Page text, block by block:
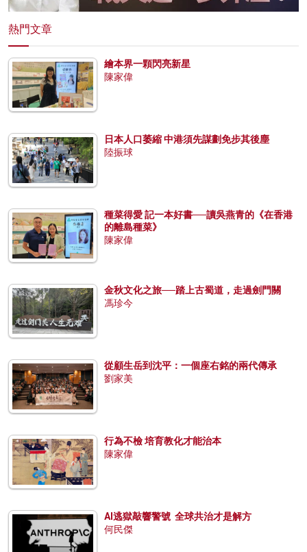
熱門文章
繪本界一顆閃亮新星
陳家偉
日本人口萎縮 中港須先謀劃免步其後塵
陸振球
種菜得愛 記一本好書──讀吳燕青的《在香港
的離島種菜》
陳家偉
金秋文化之旅──踏上古蜀道，走過劍門關
馮珍今
從顧生岳到沈平：一個座右銘的兩代傳承
劉家美
行為不檢 培育教化才能治本
陳家偉
AI逃獄敲響警號 全球共治才是解方
何民傑